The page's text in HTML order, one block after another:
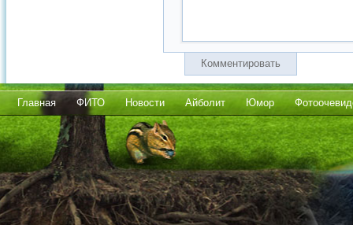
Комментировать
Главная ФИТО Новости Айболит Юмор